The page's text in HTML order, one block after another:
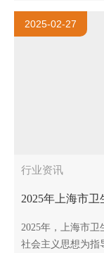
全国疫情形势总体
现将有关..
2025-02-27
行业资讯
2025年上海市
2025年，上海市
社会主义思想为指